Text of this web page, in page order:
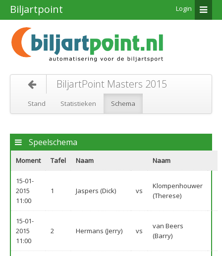
Biljartpoint Login
BiljartPoint Masters 2015
Stand Statistieken Schema
Speelschema
Moment Tafel Naam Naam
15-01-
2015
11:00
1 Jaspers (Dick) vs
Klompenhouwer
(Therese)
15-01-
2015
11:00
2 Hermans (Jerry) vs
van Beers
(Barry)